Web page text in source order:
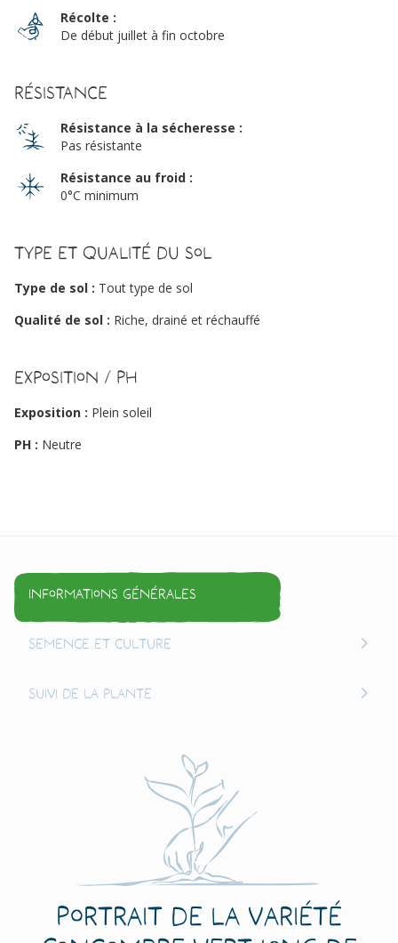
Récolte :
De début juillet à fin octobre
Résistance
Résistance à la sécheresse :
Pas résistante
Résistance au froid :
0°C minimum
Type et qualité du sol
Type de sol : Tout type de sol
Qualité de sol : Riche, drainé et réchauffé
Exposition / PH
Exposition : Plein soleil
PH : Neutre
Informations générales
Semence et culture
Suivi de la plante
Portrait de la variété